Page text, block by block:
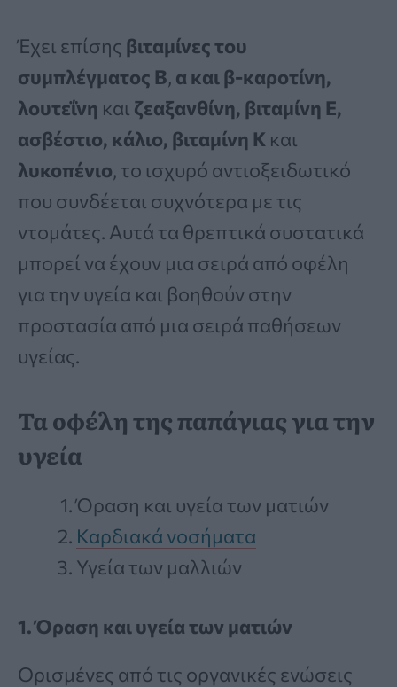
Έχει επίσης βιταμίνες του
συμπλέγματος Β, α και β-καροτίνη,
λουτεΐνη και ζεαξανθίνη, βιταμίνη Ε,
ασβέστιο, κάλιο, βιταμίνη Κ και
λυκοπένιο, το ισχυρό αντιοξειδωτικό
που συνδέεται συχνότερα με τις
ντομάτες. Αυτά τα θρεπτικά συστατικά
μπορεί να έχουν μια σειρά από οφέλη
για την υγεία και βοηθούν στην
προστασία από μια σειρά παθήσεων
υγείας.
Τα οφέλη της παπάγιας για την
υγεία
Όραση και υγεία των ματιών
Καρδιακά νοσήματα
Υγεία των μαλλιών
1. Όραση και υγεία των ματιών
Ορισμένες από τις οργανικές ενώσεις